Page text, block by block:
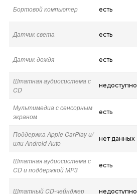
Бортовой компьютер есть
Датчик света есть
Датчик дождя есть
Штатная аудиосистема с
CD
недоступно
Мультимедиа с сенсорным
экраном
есть
Поддержка Apple CarPlay и/
или Android Auto
нет данных
Штатная аудиосистема с
CD и поддержкой MP3
есть
Штатный CD-чейнджер недоступно